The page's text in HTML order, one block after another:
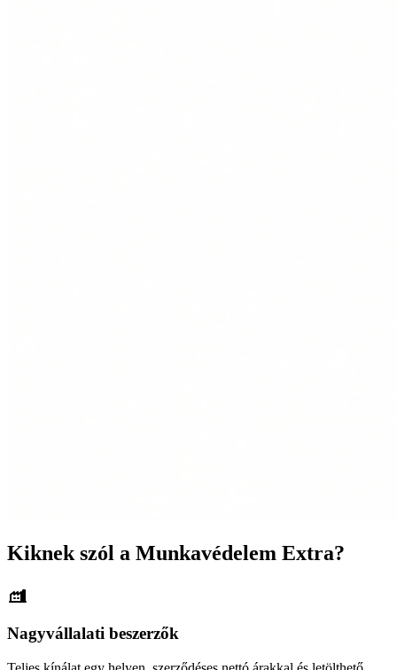
Kiknek szól a Munkavédelem Extra?
Nagyvállalati beszerzők